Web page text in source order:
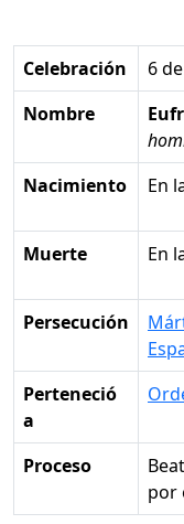
Celebración 6
Nombre
Nacimiento
en
Muerte en
Persecución
Perteneció
a
Proceso
por